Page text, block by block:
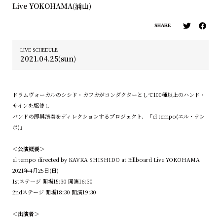
Live YOKOHAMA(浦山)
SHARE
LIVE SCHEDULE
2021.04.25(sun)
ドラムヴォーカルのシシド・カフカがコンダクターとして100種以上のハンド・
サインを駆使し
バンドの即興演奏をディレクションするプロジェクト、「el tempo(エル・テン
ポ)」
＜公演概要＞
el tempo directed by KAVKA SHISHIDO at Billboard Live YOKOHAMA
2021年4月25日(日)
1stステージ 開場15:30 開演16:30
2ndステージ 開場18:30 開演19:30
＜出演者＞